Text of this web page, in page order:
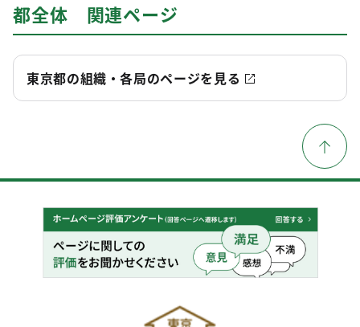
都全体 関連ページ
東京都の組織・各局のページを見る